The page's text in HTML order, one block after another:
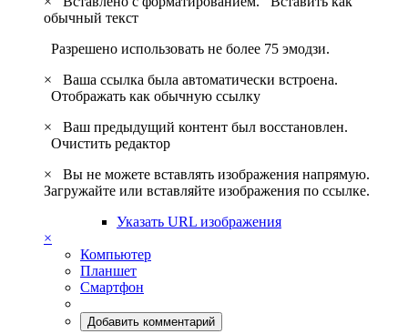
обычный текст
Разрешено использовать не более 75 эмодзи.
×
Ваша ссылка была автоматически встроена.
Отображать как обычную ссылку
×
Ваш предыдущий контент был восстановлен.
Очистить редактор
×
Вы не можете вставлять изображения напрямую.
Загружайте или вставляйте изображения по ссылке.
Указать URL изображения
×
Компьютер
Планшет
Смартфон
Добавить комментарий